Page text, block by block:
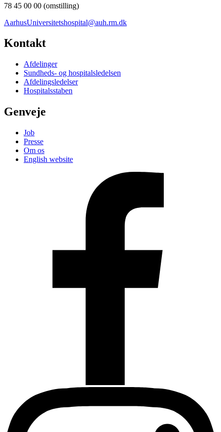
78 45 00 00 (omstilling)
AarhusUniversitetshospital@auh.rm.dk
Kontakt
Afdelinger
Sundheds- og hospitalsledelsen
Afdelingsledelser
Hospitalsstaben
Genveje
Job
Presse
Om os
English website